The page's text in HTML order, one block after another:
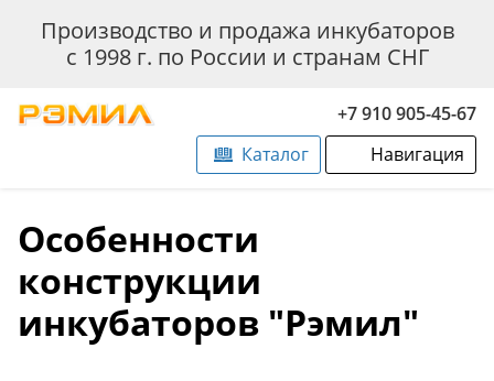
Производство и продажа инкубаторов
с 1998 г. по России и странам СНГ
+7 910 905-45-67
Каталог
Навигация
Особенности
конструкции
инкубаторов "Рэмил"